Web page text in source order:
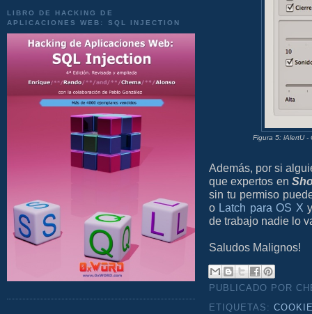
LIBRO DE HACKING DE
APLICACIONES WEB: SQL INJECTION
Figura 5: iAlertU
Además, por si
que expertos en
sin tu permiso
o Latch para OS X
de trabajo nadie lo
Saludos Malignos!
PUBLICADO POR
ETIQUETAS: